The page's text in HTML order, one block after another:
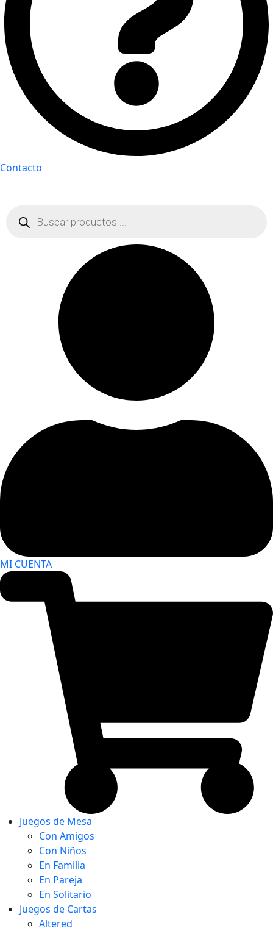
Contacto
productos
MI CUENTA
Juegos de Mesa
Con Amigos
Con Niños
En Familia
En Pareja
En Solitario
Juegos de Cartas
Altered